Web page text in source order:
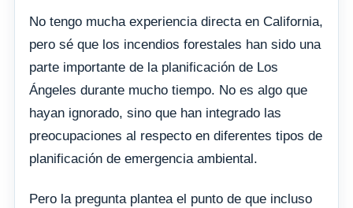
No tengo mucha experiencia directa en California,
pero sé que los incendios forestales han sido una
parte importante de la planificación de Los
Ángeles durante mucho tiempo. No es algo que
hayan ignorado, sino que han integrado las
preocupaciones al respecto en diferentes tipos de
planificación de emergencia ambiental.
Pero la pregunta plantea el punto de que incluso